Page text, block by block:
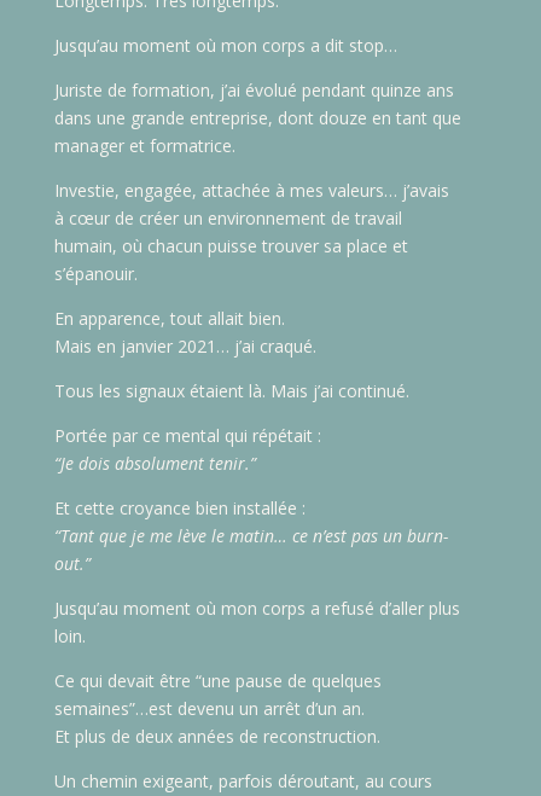
Jusqu’au moment où mon corps a dit stop…
Juriste de formation, j’ai évolué pendant quinze ans
dans une grande entreprise, dont douze en tant que
manager et formatrice.
Investie, engagée, attachée à mes valeurs… j’avais
à cœur de créer un environnement de travail
humain, où chacun puisse trouver sa place et
s’épanouir.
En apparence, tout allait bien.
Mais en janvier 2021… j’ai craqué.
Tous les signaux étaient là. Mais j’ai continué.
Portée par ce mental qui répétait :
“Je dois absolument tenir.”
Et cette croyance bien installée :
“Tant que je me lève le matin… ce n’est pas un burn-
out.”
Jusqu’au moment où mon corps a refusé d’aller plus
loin.
Ce qui devait être “une pause de quelques
semaines”…est devenu un arrêt d’un an.
Et plus de deux années de reconstruction.
Un chemin exigeant, parfois déroutant, au cours